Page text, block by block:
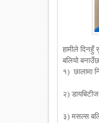
हामीले दिनहुँ
बलियो
१) छालामा
२)
३) मसल्स